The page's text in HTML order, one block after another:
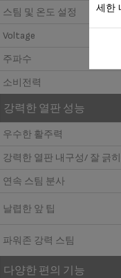
스팀 및 온도 설정
Voltage
주파수
소비전력
강력한 열판 성능
우수한 활주력
강력한 열판 내구성/ 잘 긁
연속 스팀 분사
날렵한 앞 팁
파워존 강력 스팀
다양한 편의 기능
세한